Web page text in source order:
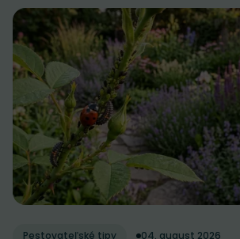
Pestovateľské tipy 04. august 2026